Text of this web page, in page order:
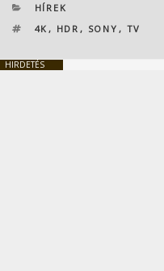
KATEGÓRIÁK
HÍREK
CÍMKÉK
4K , HDR , SONY , TV
HIRDETÉS